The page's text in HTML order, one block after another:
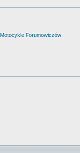
Motocykle Forumowiczów